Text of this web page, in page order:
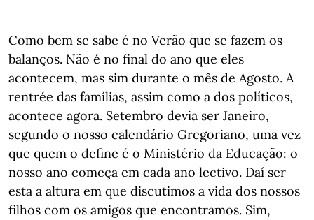
Como bem se sabe é no Verão que se fazem os
balanços. Não é no final do ano que eles
acontecem, mas sim durante o mês de Agosto. A
rentrée das famílias, assim como a dos políticos,
acontece agora. Setembro devia ser Janeiro,
segundo o nosso calendário Gregoriano, uma vez
que quem o define é o Ministério da Educação: o
nosso ano começa em cada ano lectivo. Daí ser
esta a altura em que discutimos a vida dos nossos
filhos com os amigos que encontramos. Sim,